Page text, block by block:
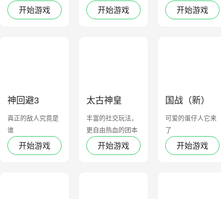
击力开始游戏 开始游戏 开始游戏
神回避3
真正的敌人究竟是
谁
开始游戏
太古神皇
丰富的社交玩法，
更自由热血的团本
战斗开始游戏
国战（新）
可爱的蛋仔人它来
了
开始游戏